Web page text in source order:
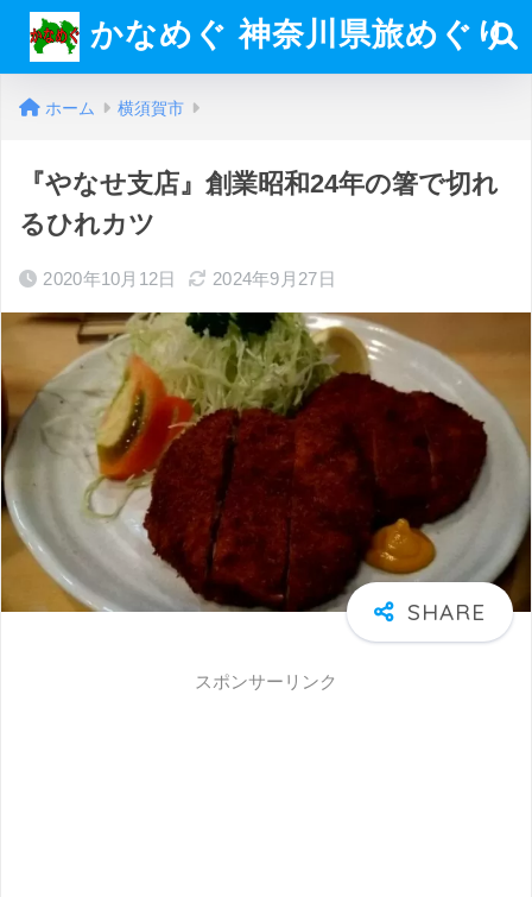
かなめぐ 神奈川県旅めぐり
ホーム 横須賀市
『やなせ支店』創業昭和24年の箸で切れ
るひれカツ
2020年10月12日 2024年9月27日
スポンサーリンク